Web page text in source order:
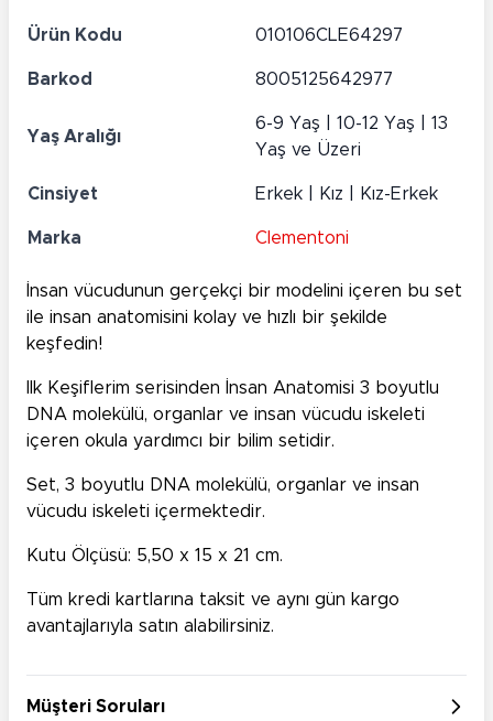
Ürün Kodu 010106CLE64297
Barkod 8005125642977
Yaş Aralığı
6-9 Yaş | 10-12 Yaş | 13
Yaş ve Üzeri
Cinsiyet Erkek | Kız | Kız-Erkek
Marka Clementoni
İnsan vücudunun gerçekçi bir modelini içeren bu set
ile insan anatomisini kolay ve hızlı bir şekilde
keşfedin!
llk Keşiflerim serisinden İnsan Anatomisi 3 boyutlu
DNA molekülü, organlar ve insan vücudu iskeleti
içeren okula yardımcı bir bilim setidir.
Set, 3 boyutlu DNA molekülü, organlar ve insan
vücudu iskeleti içermektedir.
Kutu Ölçüsü: 5,50 x 15 x 21 cm.
Tüm kredi kartlarına taksit ve aynı gün kargo
avantajlarıyla satın alabilirsiniz.
Müşteri Soruları